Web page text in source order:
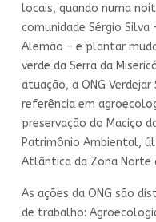
locais, quando numa
comunidade Sérgio
Alemão – e plantar
verde da Serra da
atuação, a ONG
referência em
preservação do Maciço
Patrimônio Ambiental,
Atlântica da Zona Norte
As ações da ONG são
de trabalho: